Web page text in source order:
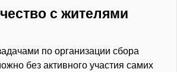
с жителями
по организации сбора
без активного участия самих